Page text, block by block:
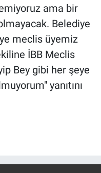
ama bir
Belediye
meclis üyemiz
İBB Meclis
Bey gibi her şeye
yanıtını